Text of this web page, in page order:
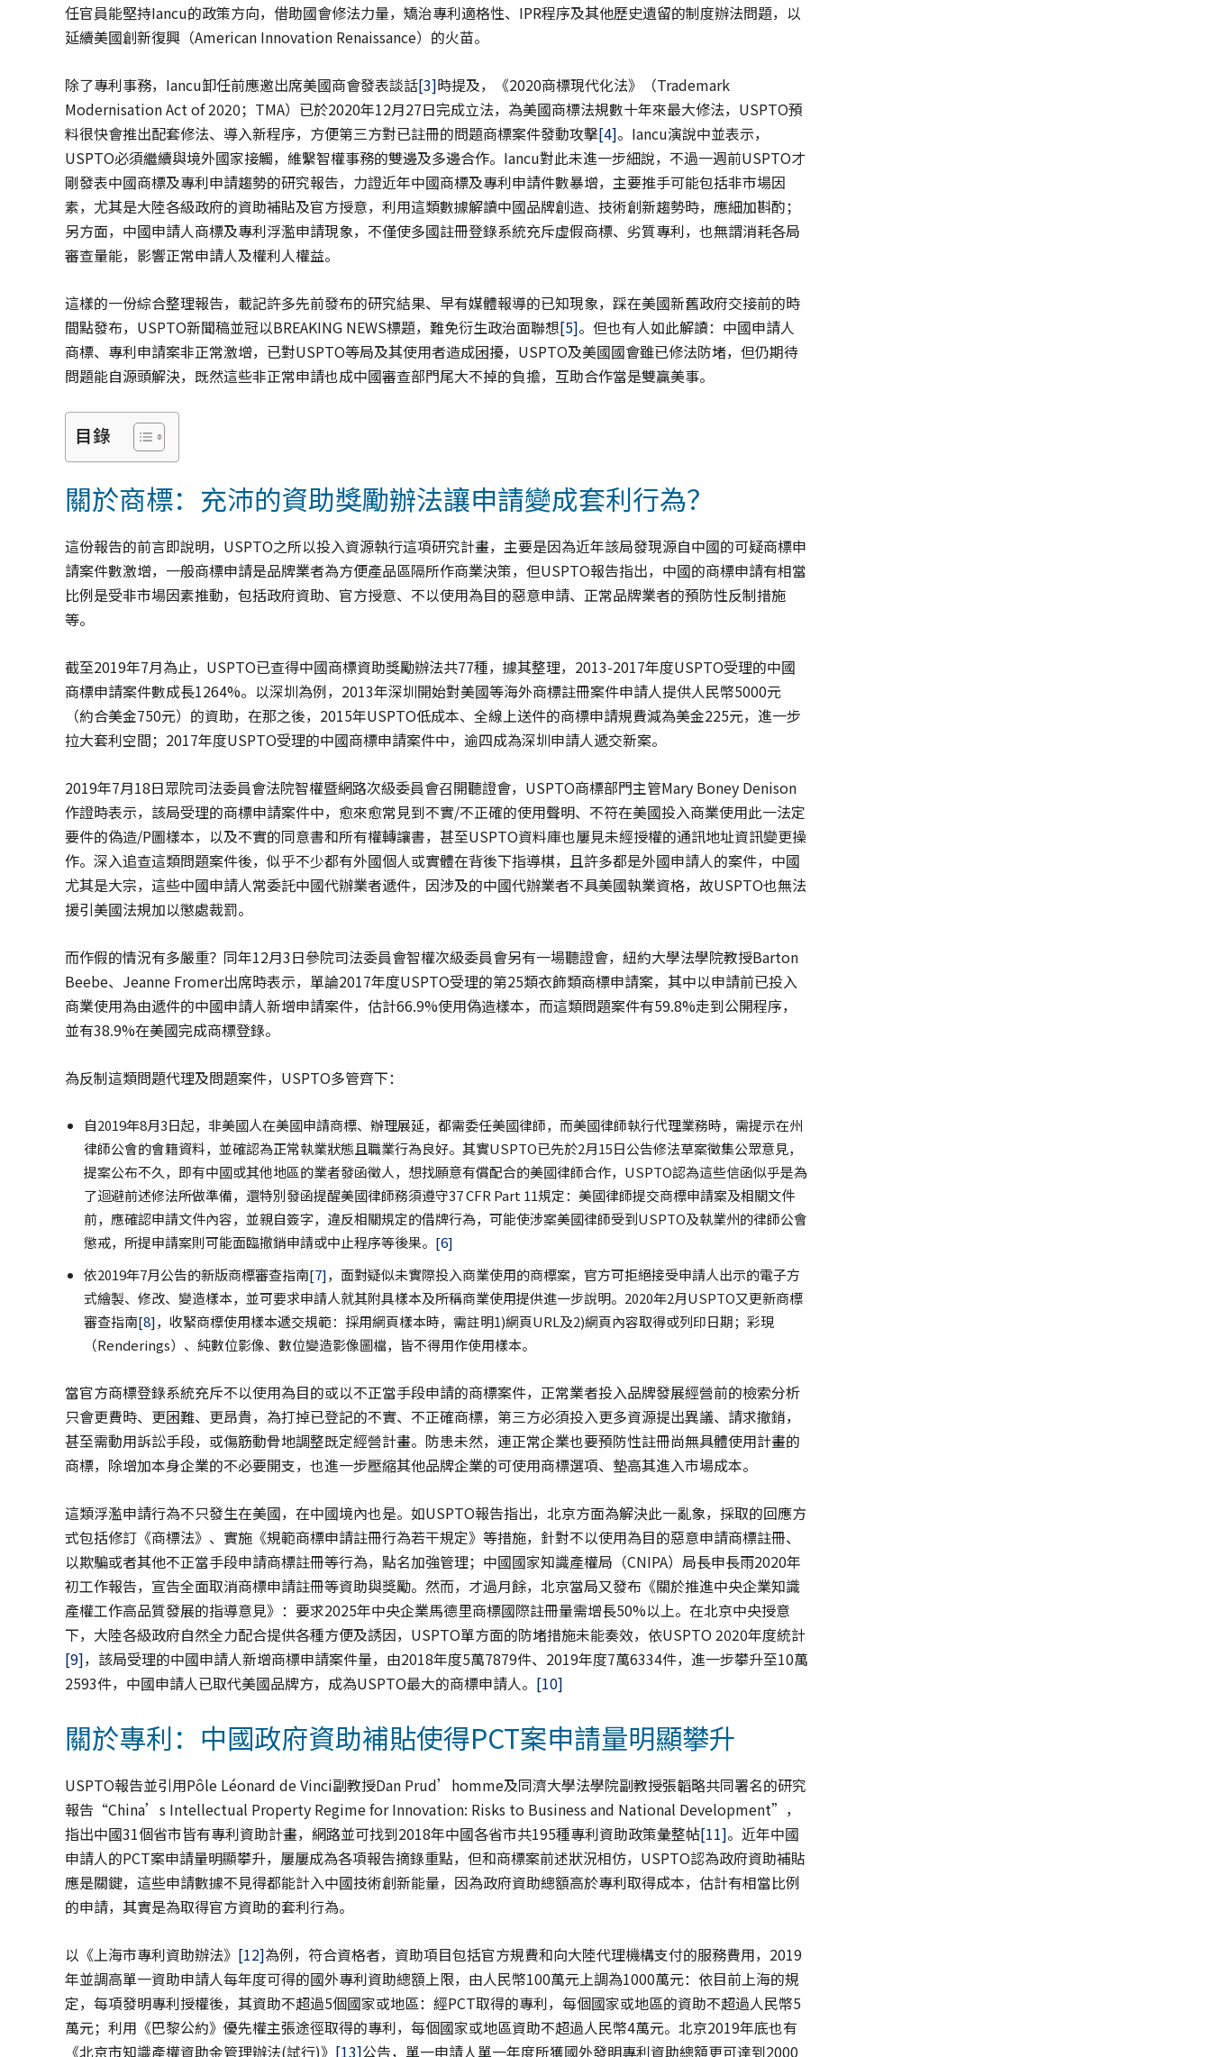
任官員能堅持Iancu的政策方向，借助國會修法力量，矯治專利適格性、IPR程序及其他歷史遺留的制度辦法問題，以
延續美國創新復興（American Innovation Renaissance）的火苗。
除了專利事務，Iancu卸任前應邀出席美國商會發表談話[3]時提及，《2020商標現代化法》（Trademark
Modernisation Act of 2020；TMA）已於2020年12月27日完成立法，為美國商標法規數十年來最大修法，USPTO預
料很快會推出配套修法、導入新程序，方便第三方對已註冊的問題商標案件發動攻擊[4]。Iancu演說中並表示，
USPTO必須繼續與境外國家接觸，維繫智權事務的雙邊及多邊合作。Iancu對此未進一步細說，不過一週前USPTO才
剛發表中國商標及專利申請趨勢的研究報告，力證近年中國商標及專利申請件數暴增，主要推手可能包括非市場因
素，尤其是大陸各級政府的資助補貼及官方授意，利用這類數據解讀中國品牌創造、技術創新趨勢時，應細加斟酌；
另方面，中國申請人商標及專利浮濫申請現象，不僅使多國註冊登錄系統充斥虛假商標、劣質專利，也無謂消耗各局
審查量能，影響正常申請人及權利人權益。
這樣的一份綜合整理報告，載記許多先前發布的研究結果、早有媒體報導的已知現象，踩在美國新舊政府交接前的時
間點發布，USPTO新聞稿並冠以BREAKING NEWS標題，難免衍生政治面聯想[5]。但也有人如此解讀：中國申請人
商標、專利申請案非正常激增，已對USPTO等局及其使用者造成困擾，USPTO及美國國會雖已修法防堵，但仍期待
問題能自源頭解決，既然這些非正常申請也成中國審查部門尾大不掉的負擔，互助合作當是雙贏美事。
目錄
關於商標：充沛的資助獎勵辦法讓申請變成套利行為？
這份報告的前言即說明，USPTO之所以投入資源執行這項研究計畫，主要是因為近年該局發現源自中國的可疑商標申
請案件數激增，一般商標申請是品牌業者為方便產品區隔所作商業決策，但USPTO報告指出，中國的商標申請有相當
比例是受非市場因素推動，包括政府資助、官方授意、不以使用為目的惡意申請、正常品牌業者的預防性反制措施
等。
截至2019年7月為止，USPTO已查得中國商標資助獎勵辦法共77種，據其整理，2013-2017年度USPTO受理的中國
商標申請案件數成長1264%。以深圳為例，2013年深圳開始對美國等海外商標註冊案件申請人提供人民幣5000元
（約合美金750元）的資助，在那之後，2015年USPTO低成本、全線上送件的商標申請規費減為美金225元，進一步
拉大套利空間；2017年度USPTO受理的中國商標申請案件中，逾四成為深圳申請人遞交新案。
2019年7月18日眾院司法委員會法院智權暨網路次級委員會召開聽證會，USPTO商標部門主管Mary Boney Denison
作證時表示，該局受理的商標申請案件中，愈來愈常見到不實/不正確的使用聲明、不符在美國投入商業使用此一法定
要件的偽造/P圖樣本，以及不實的同意書和所有權轉讓書，甚至USPTO資料庫也屢見未經授權的通訊地址資訊變更操
作。深入追查這類問題案件後，似乎不少都有外國個人或實體在背後下指導棋，且許多都是外國申請人的案件，中國
尤其是大宗，這些中國申請人常委託中國代辦業者遞件，因涉及的中國代辦業者不具美國執業資格，故USPTO也無法
援引美國法規加以懲處裁罰。
而作假的情況有多嚴重？同年12月3日參院司法委員會智權次級委員會另有一場聽證會，紐約大學法學院教授Barton
Beebe、Jeanne Fromer出席時表示，單論2017年度USPTO受理的第25類衣飾類商標申請案，其中以申請前已投入
商業使用為由遞件的中國申請人新增申請案件，估計66.9%使用偽造樣本，而這類問題案件有59.8%走到公開程序，
並有38.9%在美國完成商標登錄。
為反制這類問題代理及問題案件，USPTO多管齊下：
自2019年8月3日起，非美國人在美國申請商標、辦理展延，都需委任美國律師，而美國律師執行代理業務時，需提示在州
律師公會的會籍資料，並確認為正常執業狀態且職業行為良好。其實USPTO已先於2月15日公告修法草案徵集公眾意見，
提案公布不久，即有中國或其他地區的業者發函徵人，想找願意有償配合的美國律師合作，USPTO認為這些信函似乎是為
了迴避前述修法所做準備，還特別發函提醒美國律師務須遵守37 CFR Part 11規定：美國律師提交商標申請案及相關文件
前，應確認申請文件內容，並親自簽字，違反相關規定的借牌行為，可能使涉案美國律師受到USPTO及執業州的律師公會
懲戒，所提申請案則可能面臨撤銷申請或中止程序等後果。 [6]
依2019年7月公告的新版商標審查指南[7]，面對疑似未實際投入商業使用的商標案，官方可拒絕接受申請人出示的電子方
式繪製、修改、變造樣本，並可要求申請人就其附具樣本及所稱商業使用提供進一步說明。2020年2月USPTO又更新商標
審查指南[8]，收緊商標使用樣本遞交規範：採用網頁樣本時，需註明1)網頁URL及2)網頁內容取得或列印日期；彩現
（Renderings）、純數位影像、數位變造影像圖檔，皆不得用作使用樣本。
當官方商標登錄系統充斥不以使用為目的或以不正當手段申請的商標案件，正常業者投入品牌發展經營前的檢索分析
只會更費時、更困難、更昂貴，為打掉已登記的不實、不正確商標，第三方必須投入更多資源提出異議、請求撤銷，
甚至需動用訴訟手段，或傷筋動骨地調整既定經營計畫。防患未然，連正常企業也要預防性註冊尚無具體使用計畫的
商標，除增加本身企業的不必要開支，也進一步壓縮其他品牌企業的可使用商標選項、墊高其進入市場成本。
這類浮濫申請行為不只發生在美國，在中國境內也是。如USPTO報告指出，北京方面為解決此一亂象，採取的回應方
式包括修訂《商標法》、實施《規範商標申請註冊行為若干規定》等措施，針對不以使用為目的惡意申請商標註冊、
以欺騙或者其他不正當手段申請商標註冊等行為，點名加強管理；中國國家知識產權局（CNIPA）局長申長雨2020年
初工作報告，宣告全面取消商標申請註冊等資助與獎勵。然而，才過月餘，北京當局又發布《關於推進中央企業知識
產權工作高品質發展的指導意見》：要求2025年中央企業馬德里商標國際註冊量需增長50%以上。在北京中央授意
下，大陸各級政府自然全力配合提供各種方便及誘因，USPTO單方面的防堵措施未能奏效，依USPTO 2020年度統計
[9]，該局受理的中國申請人新增商標申請案件量，由2018年度5萬7879件、2019年度7萬6334件，進一步攀升至10萬
2593件，中國申請人已取代美國品牌方，成為USPTO最大的商標申請人。 [10]
關於專利：中國政府資助補貼使得PCT案申請量明顯攀升
USPTO報告並引用Pôle Léonard de Vinci副教授Dan Prud’homme及同濟大學法學院副教授張韜略共同署名的研究
報告“China’s Intellectual Property Regime for Innovation: Risks to Business and National Development”，
指出中國31個省市皆有專利資助計畫，網路並可找到2018年中國各省市共195種專利資助政策彙整帖[11]。近年中國
申請人的PCT案申請量明顯攀升，屢屢成為各項報告摘錄重點，但和商標案前述狀況相仿，USPTO認為政府資助補貼
應是關鍵，這些申請數據不見得都能計入中國技術創新能量，因為政府資助總額高於專利取得成本，估計有相當比例
的申請，其實是為取得官方資助的套利行為。
以《上海市專利資助辦法》 [12]為例，符合資格者，資助項目包括官方規費和向大陸代理機構支付的服務費用，2019
年並調高單一資助申請人每年度可得的國外專利資助總額上限，由人民幣100萬元上調為1000萬元：依目前上海的規
定，每項發明專利授權後，其資助不超過5個國家或地區：經PCT取得的專利，每個國家或地區的資助不超過人民幣5
萬元；利用《巴黎公約》優先權主張途徑取得的專利，每個國家或地區資助不超過人民幣4萬元。北京2019年底也有
《北京市知識產權資助金管理辦法(試行)》 [13]公告，單一申請人單一年度所獲國外發明專利資助總額更可達到2000